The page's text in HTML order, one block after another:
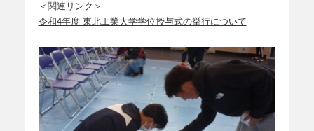
＜関連リンク＞
令和4年度 東北工業大学学位授与式の挙行について